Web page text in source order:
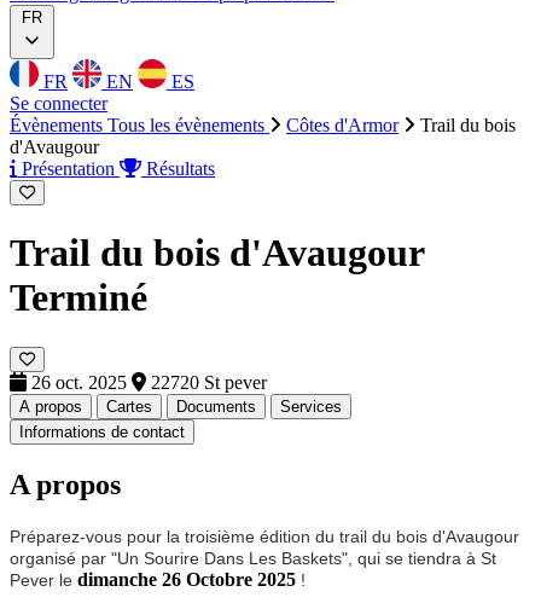
FR
FR EN
ES
Se connecter
Évènements Tous les évènements Côtes d'Armor
Trail du bois
d'Avaugour
Présentation
Résultats
Trail du bois d'Avaugour
Terminé
26 oct. 2025 22720 St pever
A propos Cartes Documents
Services
Informations de contact
A propos
Préparez-vous pour la troisième édition du trail du bois d'Avaugour
organisé par "Un Sourire Dans Les Baskets", qui se tiendra à St
Pever le dimanche 26 Octobre 2025 !